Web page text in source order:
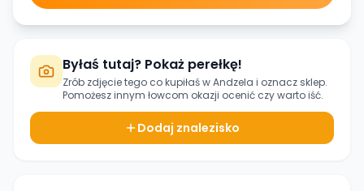
Byłaś tutaj? Pokaż perełkę!
Zrób zdjęcie tego co kupiłaś wAndzela i oznacz sklep.
Pomożesz innym łowcom okazji ocenić czy warto iść.
Dodaj znalezisko